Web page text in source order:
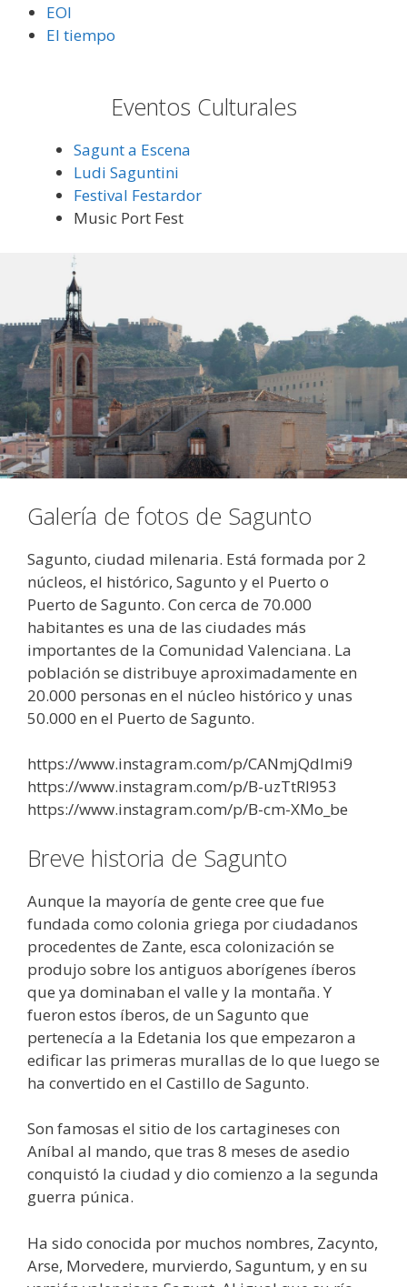
EOI
El tiempo
Eventos Culturales
Sagunt a Escena
Ludi Saguntini
Festival Festardor
Music Port Fest
Galería de fotos de Sagunto
Sagunto, ciudad milenaria. Está formada por 2
núcleos, el histórico, Sagunto y el Puerto o
Puerto de Sagunto. Con cerca de 70.000
habitantes es una de las ciudades más
importantes de la Comunidad Valenciana. La
población se distribuye aproximadamente en
20.000 personas en el núcleo histórico y unas
50.000 en el Puerto de Sagunto.
https://www.instagram.com/p/CANmjQdImi9
https://www.instagram.com/p/B-uzTtRI953
https://www.instagram.com/p/B-cm-XMo_be
Breve historia de Sagunto
Aunque la mayoría de gente cree que fue
fundada como colonia griega por ciudadanos
procedentes de Zante, esca colonización se
produjo sobre los antiguos aborígenes íberos
que ya dominaban el valle y la montaña. Y
fueron estos íberos, de un Sagunto que
pertenecía a la Edetania los que empezaron a
edificar las primeras murallas de lo que luego se
ha convertido en el Castillo de Sagunto.
Son famosas el sitio de los cartagineses con
Aníbal al mando, que tras 8 meses de asedio
conquistó la ciudad y dio comienzo a la segunda
guerra púnica.
Ha sido conocida por muchos nombres, Zacynto,
Arse, Morvedere, murvierdo, Saguntum, y en su